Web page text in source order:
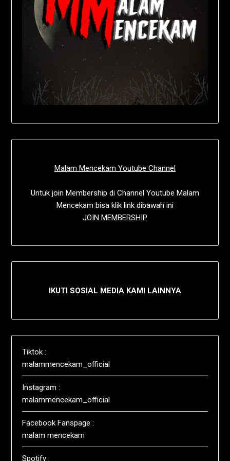
Malam Mencekam Youtube Channel
Untuk join Membership di Channel Youtube Malam
Mencekam bisa klik link dibawah ini
JOIN MEMBERSHIP
IKUTI SOSIAL MEDIA KAMI LAINNYA
Tiktok :
malammencekam_official
Instagram :
malammencekam_official
Facebook Fanspage :
malam mencekam
Spotify :